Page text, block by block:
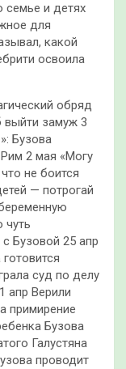
семье и детях
для
какой
освоила
обряд
выйти замуж 3
Бузова
2 мая «Могу
не боится
— потрогай
чуть
Бузовой 25 апр
суд по делу
апр Верили
примирение
Бузова
Галустяна
проводит